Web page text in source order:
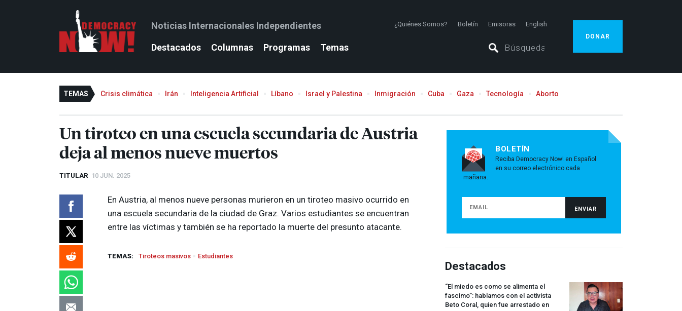
Noticias Internacionales Independientes ¿Quiénes Somos? Boletín Emisoras English
Destacados Columnas Programas Temas
DONAR
TEMAS Crisis climática Irán Inteligencia Artificial Líbano Israel y Palestina Inmigración Cuba Gaza Tecnología Aborto
Un tiroteo en una escuela secundaria de Austria
deja al menos nueve muertos
TITULAR 10 JUN. 2025
En Austria, al menos nueve personas murieron en un tiroteo masivo ocurrido en
una escuela secundaria de la ciudad de Graz. Varios estudiantes se encuentran
entre las víctimas y también se ha reportado la muerte del presunto atacante.
TEMAS: Tiroteos masivos Estudiantes
BOLETÍN
Reciba Democracy Now! en Español
en su correo electrónico cada
mañana.
Destacados
“El miedo es como se alimenta el
fascimo”: hablamos con el activista
Beto Coral, quien fue arrestado en